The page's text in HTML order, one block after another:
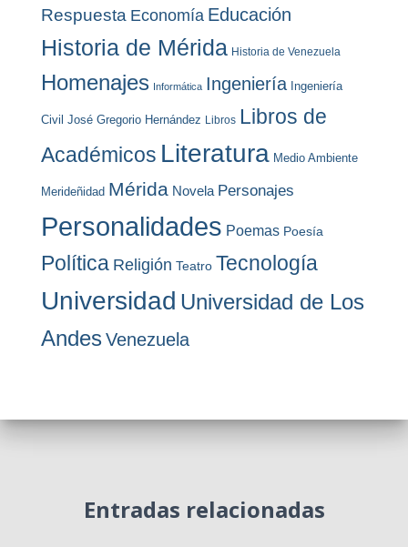
Respuesta Economía Educación
Historia de Mérida Historia de Venezuela
Homenajes Informática Ingeniería Ingeniería
Civil José Gregorio Hernández Libros Libros de
Académicos Literatura Medio Ambiente
Merideñidad Mérida Novela Personajes
Personalidades Poemas Poesía
Política Religión Teatro Tecnología
Universidad Universidad de Los
AndesVenezuela
Entradas relacionadas